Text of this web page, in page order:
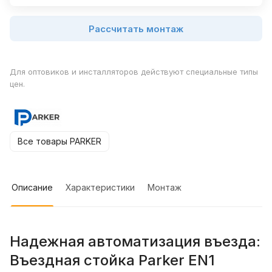
Рассчитать монтаж
Для оптовиков и инсталляторов действуют специальные типы
цен.
Все товары PARKER
Описание Характеристики Монтаж
Надежная автоматизация въезда:
Въездная стойка Parker EN1